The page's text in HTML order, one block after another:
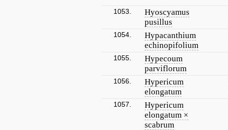
1053.
Hyoscyamus
pusillus
1054.
Hypacanthium
echinopifolium
1055.
Hypecoum
parviflorum
1056.
Hypericum
elongatum
1057.
Hypericum
elongatum ×
scabrum